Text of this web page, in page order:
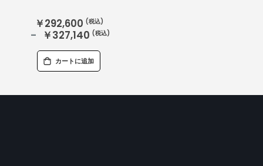
￥292,600
￥327,140
カートに追加